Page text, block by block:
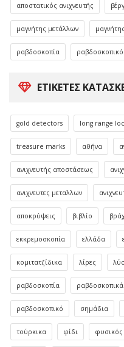
αποστατικός ανιχνευτής
μαγνήτης μετάλλων
ραβδοσκοπία
ΕΤΙΚΈΤΕΣ
gold detectors long range
treasure marks αθήνα
ανιχνευτής αποστάσεως
ανιχνευτες μεταλλων
αποκρύψεις βιβλίο
εκκρεμοσκοπία ελλάδα
κομιτατζίδικα λίρες
ραβδοσκοπία ραβδοσκοπικά
ραβδοσκοπικό σημάδια
τούρκικα φίδι